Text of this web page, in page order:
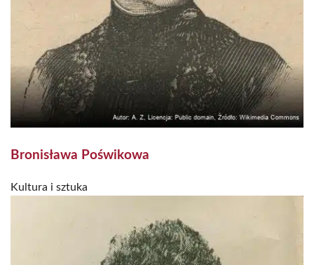
Bronisława Poświkowa
Kultura i sztuka